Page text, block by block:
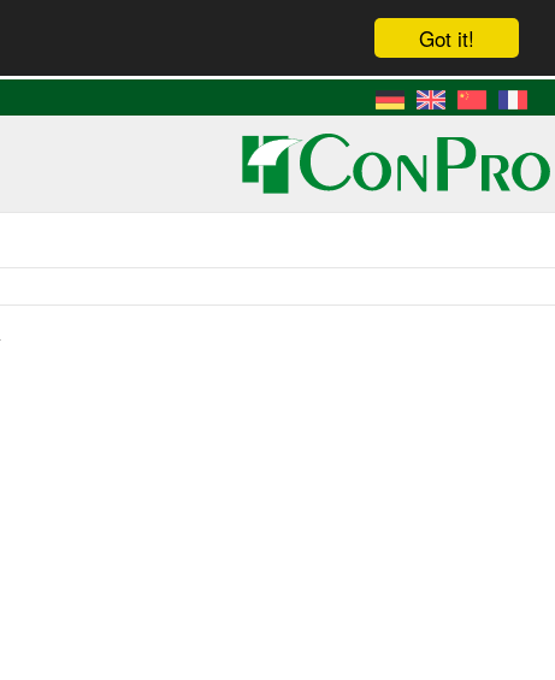
Got it!